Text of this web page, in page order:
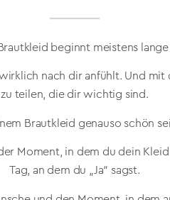
beginnt meistens
nach dir anfühlt. Und
zu teilen, die dir wichtig sind.
Brautkleid genauso schön
Moment, in dem du dein
Tag, an dem du „Ja“ sagst.